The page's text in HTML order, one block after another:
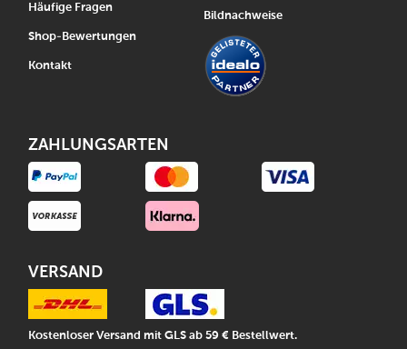
Häufige Fragen
Shop-Bewertungen
Kontakt
Bildnachweise
ZAHLUNGSARTEN
VERSAND
Kostenloser Versand mit GLS ab 59 € Bestellwert.